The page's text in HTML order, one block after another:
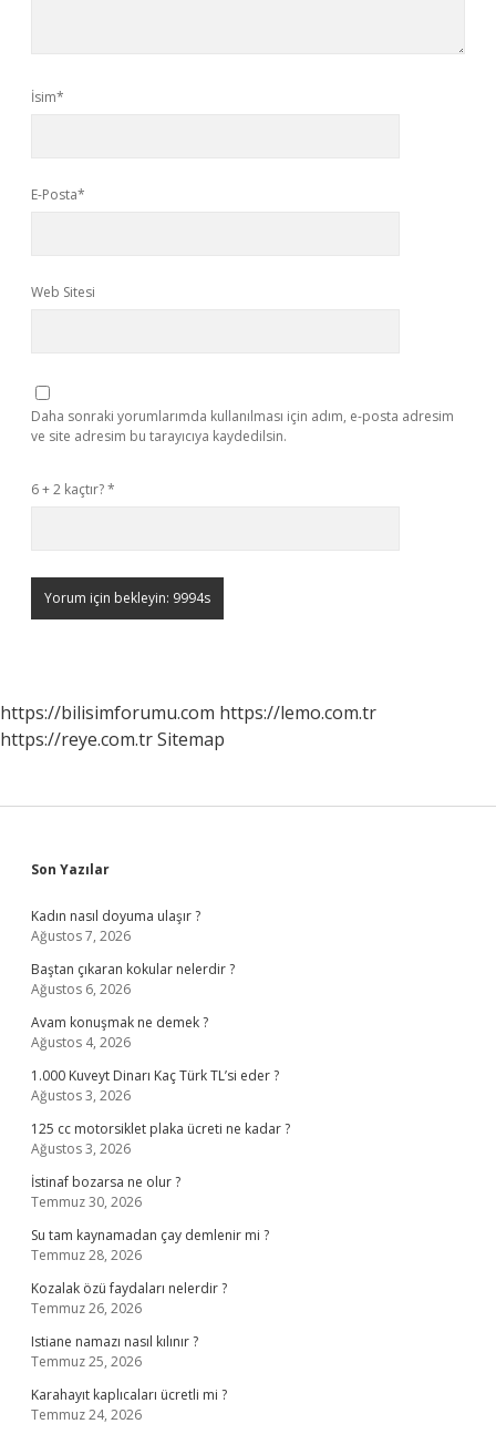
İsim*
E-Posta*
Web Sitesi
Daha sonraki yorumlarımda kullanılması için adım, e-posta adresim
ve site adresim bu tarayıcıya kaydedilsin.
6 + 2 kaçtır?*
https://bilisimforumu.com https://lemo.com.tr
https://reye.com.trSitemap
Sidebar
Son Yazılar
Kadın nasıl doyuma ulaşır ?
Ağustos 7, 2026
Baştan çıkaran kokular nelerdir ?
Ağustos 6, 2026
Avam konuşmak ne demek ?
Ağustos 4, 2026
1.000 Kuveyt Dinarı Kaç Türk TL’si eder ?
Ağustos 3, 2026
125 cc motorsiklet plaka ücreti ne kadar ?
Ağustos 3, 2026
İstinaf bozarsa ne olur ?
Temmuz 30, 2026
Su tam kaynamadan çay demlenir mi ?
Temmuz 28, 2026
Kozalak özü faydaları nelerdir ?
Temmuz 26, 2026
Istiane namazı nasıl kılınır ?
Temmuz 25, 2026
Karahayıt kaplıcaları ücretli mi ?
Temmuz 24, 2026